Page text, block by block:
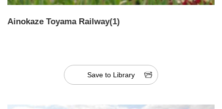
Ainokaze Toyama Railway(1)
Save to Library